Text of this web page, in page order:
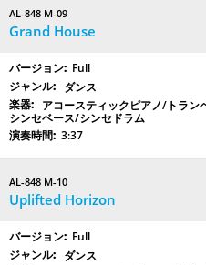
AL-848 M-09
Grand House
Full
ダンス
アコースティックピアノ/トラ
シンセベース/シンセドラム
3:37
AL-848 M-10
Uplifted Horizon
Full
ダンス